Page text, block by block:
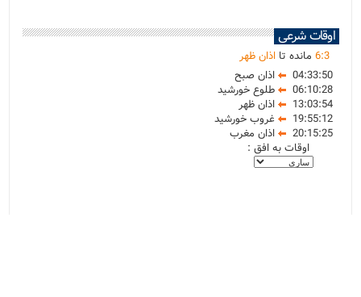
اوقات شرعی
6:3 مانده تا اذان ظهر
04:33:50
اذان صبح
06:10:28
طلوع خورشید
13:03:54
اذان ظهر
19:55:12
غروب خورشید
20:15:25
اذان مغرب
اوقات به افق :